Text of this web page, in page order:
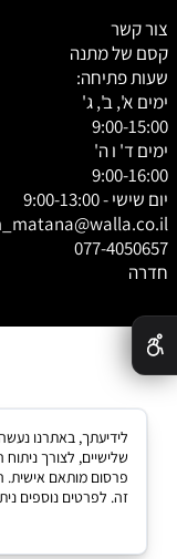
צור קשר
קסם של מתנה
שעות פתיחה:
ימים א', ב', ג'
9:00-15:00
ימים ד' ו ה'
9:00-16:00
יום שישי - 9:00-13:00
077-4050657
חדרה
שלישיים, לצורך
פרסום מותאם
זה. לפרטים נוספים